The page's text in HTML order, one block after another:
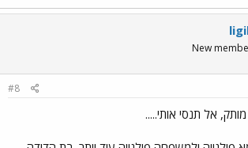
New
#8
אל תנסי אותי.....